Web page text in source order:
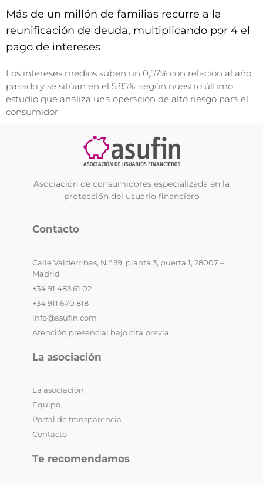
Más de un millón de familias recurre a la
reunificación de deuda, multiplicando por 4 el
pago de intereses
Los intereses medios suben un 0,57% con relación al año
pasado y se sitúan en el 5,85%, según nuestro último
estudio que analiza una operación de alto riesgo para el
consumidor
Asociación de consumidores especializada en la
protección del usuario financiero
Contacto
Calle Valderribas, N.º 59, planta 3, puerta 1, 28007 –
Madrid
+34 91 483 61 02
+34 911 670 818
info@asufin.com
Atención presencial bajo cita previa
La asociación
La asociación
Equipo
Portal de transparencia
Contacto
Te recomendamos